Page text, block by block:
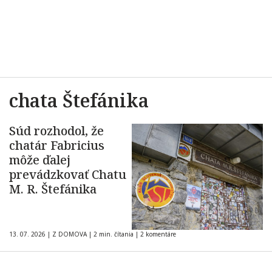
chata Štefánika
Súd rozhodol, že
chatár Fabricius
môže ďalej
prevádzkovať Chatu
M. R. Štefánika
13. 07. 2026 | Z DOMOVA | 2 min. čítania | 2 komentáre